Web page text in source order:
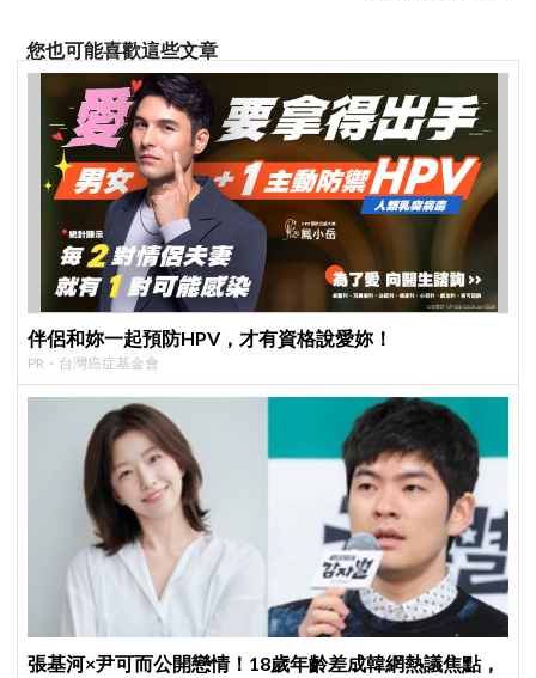
您也可能喜歡這些文章
伴侶和妳一起預防HPV，才有資格說愛妳！
PR・台灣癌症基金會
張基河×尹可而公開戀情！18歲年齡差成韓網熱議焦點，